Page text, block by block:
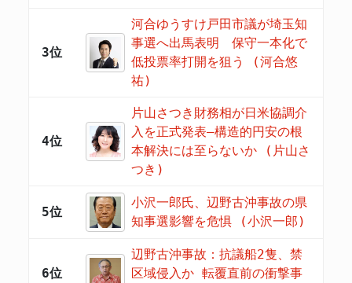
3位
河合ゆうすけ戸田市議が埼玉知
事選へ出馬表明 保守一本化で
低投票率打開を狙う (河合悠
祐)
4位
片山さつき財務相が日米協調介
入を正式発表―構造的円安の根
本解決には至らないか (片山さ
つき)
5位
小沢一郎氏、辺野古沖事故の県
知事選影響を危惧 (小沢一郎)
6位
辺野古沖事故：抗議船2隻、禁
区域侵入か 転覆直前の衝撃事